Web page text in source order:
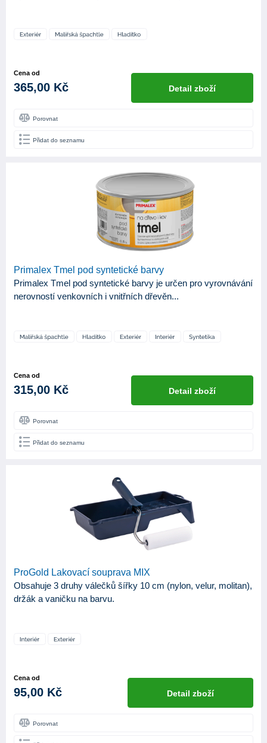
APLIKAČNÍ NÁSTROJE
Malířská špachtle
Cena od
365,00 Kč Detail zboží
Porovnat
Přidat do seznamu
Primalex Tmel pod syntetické barvy
Primalex Tmel pod syntetické barvy je určen pro vyrovnávání
nerovností venkovních i vnitřních dřevěn...
Cena od
315,00 Kč Detail zboží
Porovnat
Přidat do seznamu
ProGold Lakovací souprava MIX
Obsahuje 3 druhy válečků šířky 10 cm (nylon, velur, molitan),
držák a vaničku na barvu.
Cena od
95,00 Kč Detail zboží
Porovnat